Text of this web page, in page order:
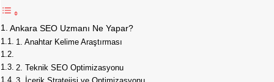
Ankara SEO Uzmanı Ne Yapar?
1. Anahtar Kelime Araştırması
2. Teknik SEO Optimizasyonu